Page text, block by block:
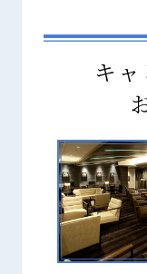
キ